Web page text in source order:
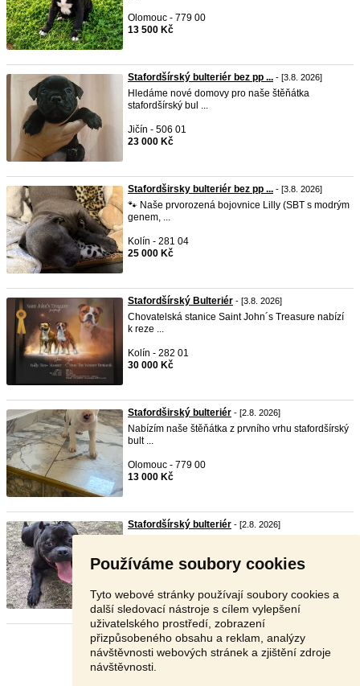
Používáme soubory cookies
Tyto webové stránky používají soubory cookies a
další sledovací nástroje s cílem vylepšení
uživatelského prostředí, zobrazení
přizpůsobeného obsahu a reklam, analýzy
návštěvnosti webových stránek a zjištění zdroje
návštěvnosti.
Olomouc - 779 00
13 500 Kč
Stafordšírský bulteriér bez pp ... - [3.8. 2026]
Hledáme nové domovy pro naše štěňátka
stafordšírský bul ...
Jičín - 506 01
23 000 Kč
Stafordširsky bulteriér bez pp ... - [3.8. 2026]
🐾 Naše prvorozená bojovnice Lilly (SBT s modrým
genem, ...
Kolín - 281 04
25 000 Kč
Stafordšírský Bulteriér - [3.8. 2026]
Chovatelská stanice Saint John´s Treasure nabízí
k reze ...
Kolín - 282 01
30 000 Kč
Stafordširský bulteriér - [2.8. 2026]
Nabízím naše štěňátka z prvního vrhu stafordšírský
bult ...
Olomouc - 779 00
13 000 Kč
Stafordšírský bulteriér - [2.8. 2026]
Dohodou
Stránka: 1 2 3 Další